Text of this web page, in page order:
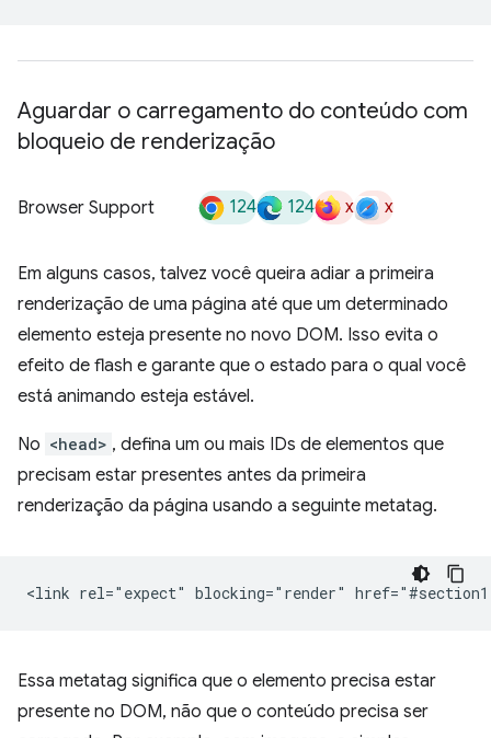
Aguardar o carregamento do conteúdo com
bloqueio de renderização
Browser Support 124 124 x x
Em alguns casos, talvez você queira adiar a primeira
renderização de uma página até que um determinado
elemento esteja presente no novo DOM. Isso evita o
efeito de flash e garante que o estado para o qual você
está animando esteja estável.
No <head> , defina um ou mais IDs de elementos que
precisam estar presentes antes da primeira
renderização da página usando a seguinte metatag.
Essa metatag significa que o elemento precisa estar
presente no DOM, não que o conteúdo precisa ser